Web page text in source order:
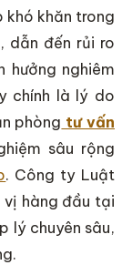
khó khăn trong
dẫn đến rủi ro
hưởng nghiêm
chính là lý do
phòng tư vấn
sâu rộng
. Công ty Luật
vị hàng đầu tại
lý chuyên sâu,